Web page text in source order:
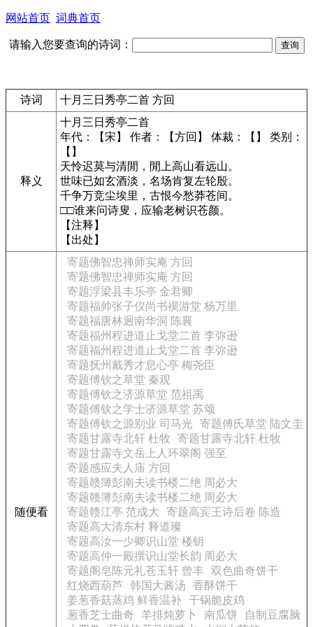
网站首页 词典首页
请输入您要查询的诗词：
诗词 十月三日秀亭二首 方回
释义
十月三日秀亭二首
年代：【宋】 作者：【方回】 体裁：【】 类别：
【】
天怜迟莫与清閒，閒上高山看远山。
世味已如玄酒淡，名场肯复左轮殷。
千争万竞尘埃里，古恨今愁莽苍间。
□□谁来问诗叟，应输老树识苍颜。
【注释】
【出处】
随便看
寄题佛智忠禅师实庵 方回
寄题佛智忠禅师实庵 方回
寄题浮梁县丰乐亭 金君卿
寄题福帅张子仪尚书禊游堂 杨万里
寄题福唐林迥南华洞 陈襄
寄题福州程进道止戈堂二首 李弥逊
寄题福州程进道止戈堂二首 李弥逊
寄题抚州戴秀才息心亭 梅尧臣
寄题傅钦之草堂 秦观
寄题傅钦之济源草堂 范祖禹
寄题傅钦之学士济源草堂 苏颂
寄题傅钦之源别业 司马光
寄题傅氏草堂 陆文圭
寄题甘露寺北轩 杜牧
寄题甘露寺北轩 杜牧
寄题甘露寺文岳上人环翠阁 强至
寄题感应夫人庙 方回
寄题赣簿彭南夫读书楼二绝 周必大
寄题赣簿彭南夫读书楼二绝 周必大
寄题赣江亭 范成大
寄题高宾王诗后卷 陈造
寄题高大清东村 释道璨
寄题高汝一少卿识山堂 楼钥
寄题高仲一殿撰识山堂长韵 周必大
寄题阁皂陈元礼苍玉轩 曾丰
双色曲奇饼干
红烧西葫芦 韩国大酱汤
香酥饼干
姜葱香菇蒸鸡 鲜香温补 干锅脆皮鸡
葱香芝士曲奇
羊排炖萝卜 南瓜饼
自制豆腐脑